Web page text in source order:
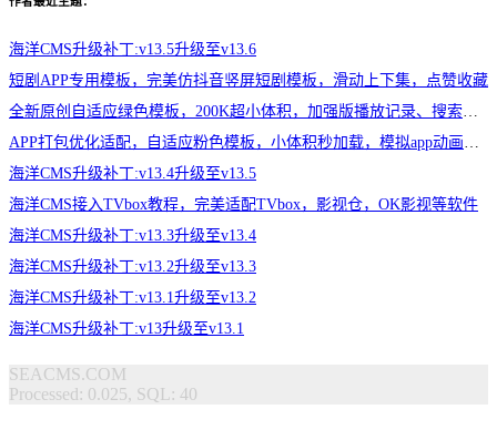
海洋CMS升级补丁:v13.5升级至v13.6
短剧APP专用模板，完美仿抖音竖屏短剧模板，滑动上下集，点赞收藏
全新原创自适应绿色模板，200K超小体积，加强版播放记录、搜索历史模块
APP打包优化适配，自适应粉色模板，小体积秒加载，模拟app动画效果，适合X
海洋CMS升级补丁:v13.4升级至v13.5
海洋CMS接入TVbox教程，完美适配TVbox，影视仓，OK影视等软件
海洋CMS升级补丁:v13.3升级至v13.4
海洋CMS升级补丁:v13.2升级至v13.3
海洋CMS升级补丁:v13.1升级至v13.2
海洋CMS升级补丁:v13升级至v13.1
SEACMS.COM
Processed: 0.025, SQL: 40